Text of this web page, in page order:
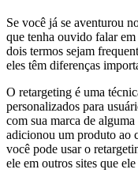
Se você já se aventurou
que tenha ouvido falar
dois termos sejam
eles têm diferenças
O retargeting é uma
personalizados para
com sua marca de
adicionou um produto ao
você pode usar o
ele em outros sites que